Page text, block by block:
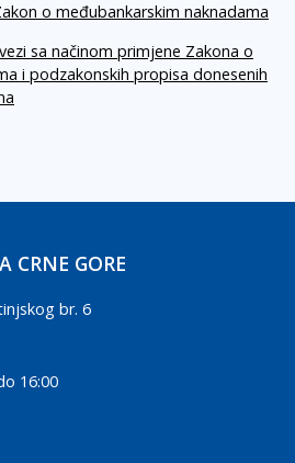
o međubankarskim naknadama
sa načinom primjene Zakona o
i podzakonskih propisa donesenih
CRNE GORE
br. 6
16:00